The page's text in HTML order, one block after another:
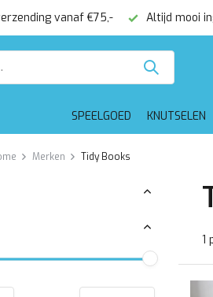
vanaf €75,- Altijd mooi
SPEELGOED KNUTSELEN
Merken Tidy Books
1